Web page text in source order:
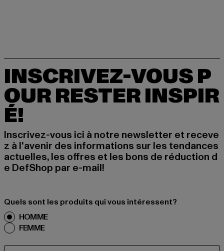
INSCRIVEZ-VOUS P
OUR RESTER INSPIR
É!
Inscrivez-vous ici à notre newsletter et receve
z à l'avenir des informations sur les tendances
actuelles, les offres et les bons de réduction d
e DefShop par e-mail!
Quels sont les produits qui vous intéressent?
HOMME
FEMME